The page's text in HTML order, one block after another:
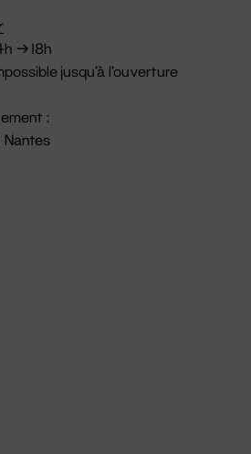
→ 18h
jusqu'à l'ouverture
: